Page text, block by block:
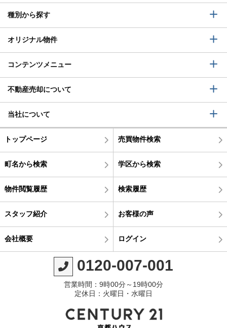
種別から探す
オリジナル物件
コンテンツメニュー
不動産売却について
当社について
トップページ 売買物件検索
町名から検索 学区から検索
物件閲覧履歴 検索履歴
スタッフ紹介 お客様の声
会社概要 ログイン
0120-007-001
営業時間：9時00分～19時00分
定休日：火曜日・水曜日